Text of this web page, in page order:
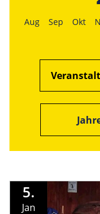
Aug Sep Okt
5.
Jan